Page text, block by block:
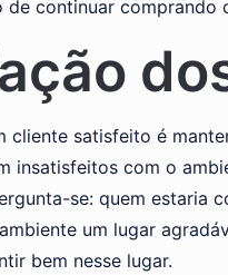
continuar comprando
cliente satisfeito é
insatisfeitos com o
se: quem estaria
um lugar
bem nesse lugar.